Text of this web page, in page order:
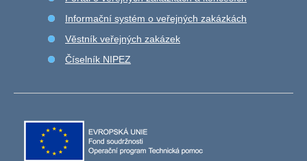
Informační systém o veřejných zakázkách
Věstník veřejných zakázek
Číselník NIPEZ